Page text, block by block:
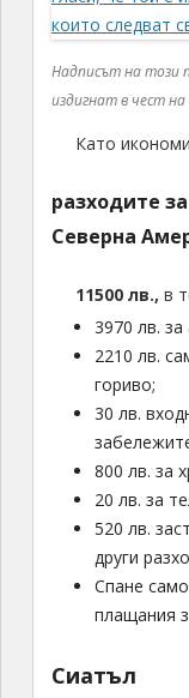
Надписът на този
издигнат в чест
Като
разходите
Северна
11500 лв., в
3970 лв.
2210 лв.
гориво;
30 лв.
800 лв. за
20 лв. за
520 лв.
други
Спане
плащания
Сиатъл